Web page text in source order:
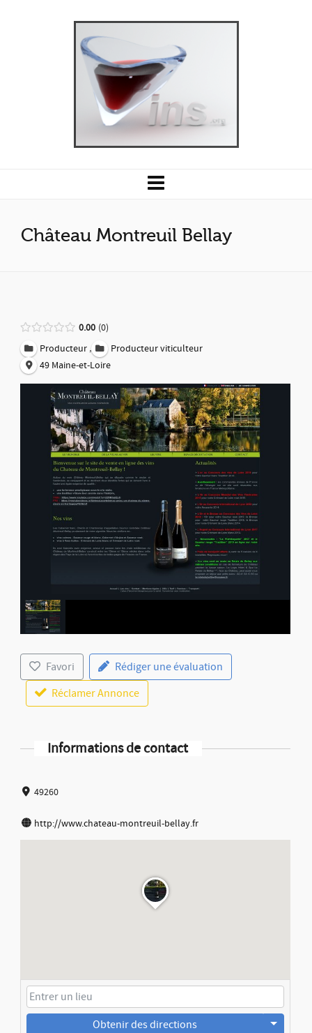
Château Montreuil Bellay
0.00 0
Producteur ,
Producteur viticulteur
49 Maine-et-Loire
Favori
Rédiger une évaluation
Réclamer Annonce
Informations de contact
49260
http://www.chateau-montreuil-bellay.fr
Obtenir des directions